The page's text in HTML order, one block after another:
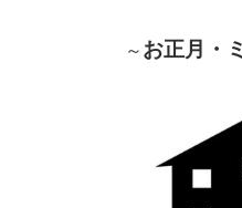
～ お正月・